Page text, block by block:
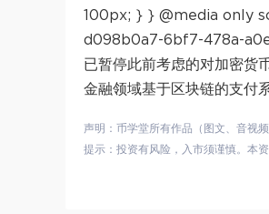
100px; } } @media only
d098b0a7-6bf7-478a-
已暂停此前考虑的对加密货
金融领域基于区块链的支付
声明：币学堂所有作品（图文、音视
提示：投资有风险，入市须谨慎。本